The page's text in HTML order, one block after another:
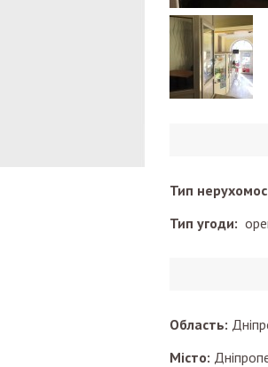
Тип
Тип угоди:
Область:
Місто: